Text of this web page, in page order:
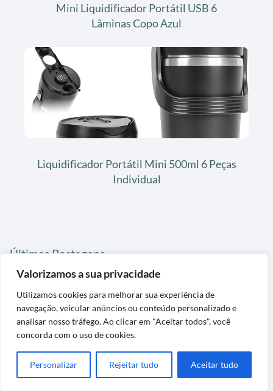
Valorizamos a sua privacidade
Utilizamos cookies para melhorar sua experiência de
navegação, veicular anúncios ou conteúdo personalizado e
analisar nosso tráfego. Ao clicar em "Aceitar todos", você
concorda com o uso de cookies.
Personalizar Rejeitar tudo Aceitar tudo
Mini Liquidificador Portátil USB 6
Lâminas Copo Azul
Liquidificador Portátil Mini 500ml 6 Peças
Individual
Últimas Postagens